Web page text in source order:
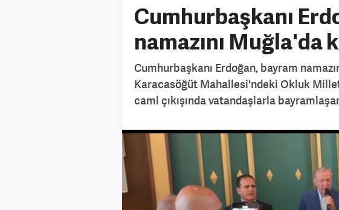
Cumhurbaşkanı
namazını Muğla'da
Cumhurbaşkanı Erdoğan, bayram
Karacasöğüt Mahallesi'ndeki Okluk
cami çıkışında vatandaşlarla